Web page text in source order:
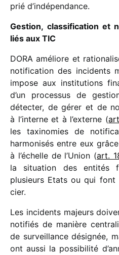
prié d’indépendance.
Gestion, clas­si­fi­ca­tion et
liés aux TIC
DORA améliore et
noti­fi­ca­tion des inci­dents
impose aux insti­tu­tions
d’un proces­sus de
détec­ter, de gérer et de
à l’interne et à l’externe (
les taxi­no­mies de
harmo­ni­sés entre eux
à l’échelle de l’Union (art.
la situa­tion des enti­tés
plusieurs Etats ou qui
cier.
Les inci­dents majeurs
noti­fiés de manière
de surveillance dési­gnée,
ont aussi la possi­bi­lité